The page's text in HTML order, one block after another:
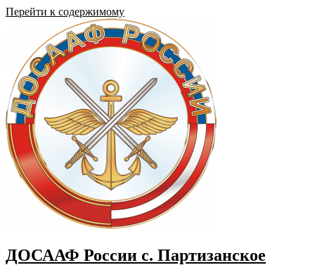
Перейти к содержимому
ДОСААФ России с. Партизанское